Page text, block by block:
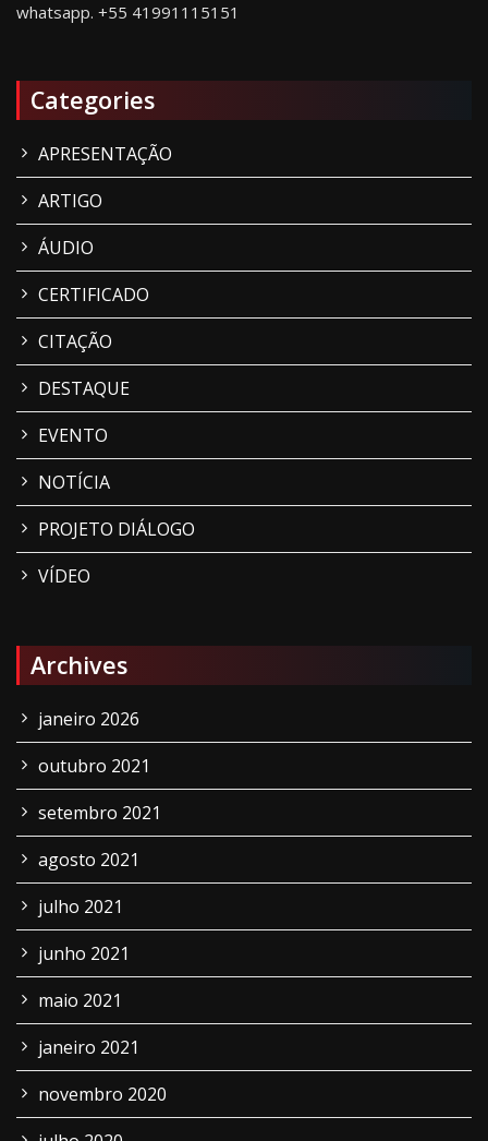
whatsapp. +55 41991115151
Categories
APRESENTAÇÃO
ARTIGO
ÁUDIO
CERTIFICADO
CITAÇÃO
DESTAQUE
EVENTO
NOTÍCIA
PROJETO DIÁLOGO
VÍDEO
Archives
janeiro 2026
outubro 2021
setembro 2021
agosto 2021
julho 2021
junho 2021
maio 2021
janeiro 2021
novembro 2020